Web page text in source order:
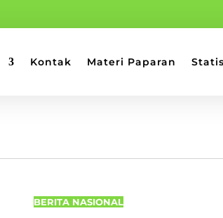
Kontak Materi Paparan
BERITA NASIONAL